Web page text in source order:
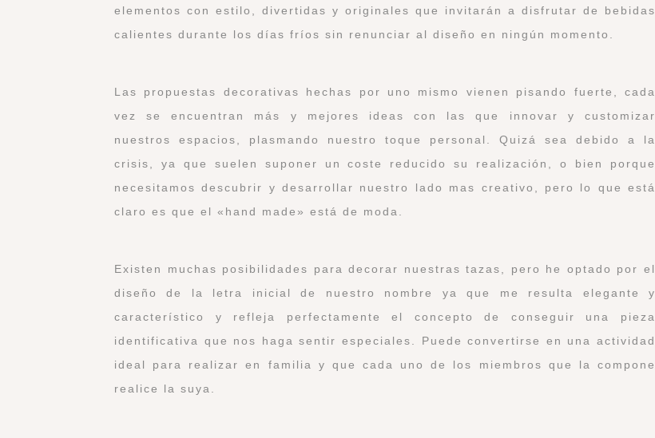
elementos con estilo, divertidas y originales que invitarán a disfrutar de bebidas
calientes durante los días fríos sin renunciar al diseño en ningún momento.
Las propuestas decorativas hechas por uno mismo vienen pisando fuerte, cada
vez se encuentran más y mejores ideas con las que innovar y customizar
nuestros espacios, plasmando nuestro toque personal. Quizá sea debido a la
crisis, ya que suelen suponer un coste reducido su realización, o bien porque
necesitamos descubrir y desarrollar nuestro lado mas creativo, pero lo que está
claro es que el «hand made» está de moda.
Existen muchas posibilidades para decorar nuestras tazas, pero he optado por el
diseño de la letra inicial de nuestro nombre ya que me resulta elegante y
característico y refleja perfectamente el concepto de conseguir una pieza
identificativa que nos haga sentir especiales. Puede convertirse en una actividad
ideal para realizar en familia y que cada uno de los miembros que la compone
realice la suya.